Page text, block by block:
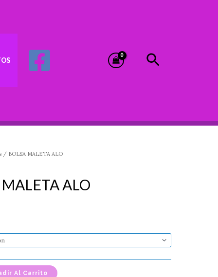
Buscar
/ BOLSA MALETA ALO
ALO
Al Carrito